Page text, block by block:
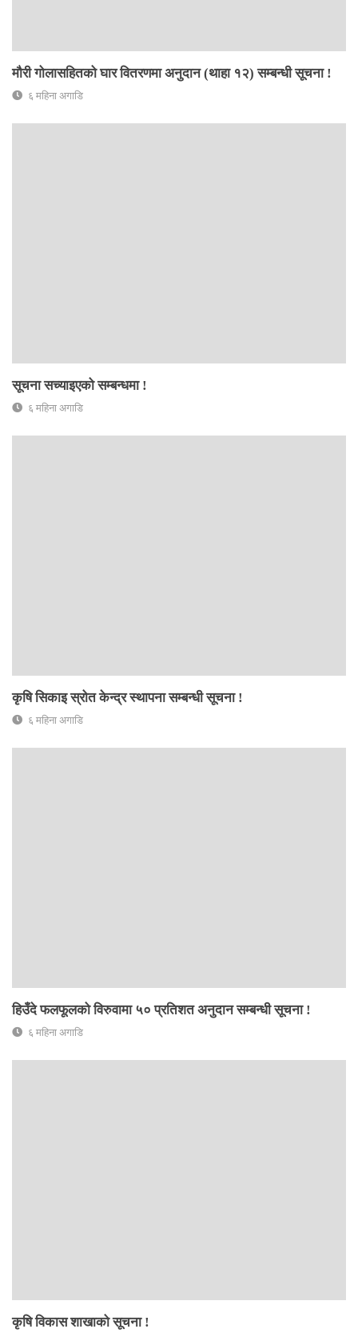
मौरी गोलासहितको घार वितरणमा अनुदान (थाहा १२) सम्बन्धी सूचना !
६ महिना अगाडि
सूचना सच्याइएको सम्बन्धमा !
६ महिना अगाडि
कृषि सिकाइ स्रोत केन्द्र स्थापना सम्बन्धी सूचना !
६ महिना अगाडि
हिउँदे फलफूलको विरुवामा ५० प्रतिशत अनुदान सम्बन्धी सूचना !
६ महिना अगाडि
कृषि विकास शाखाको सूचना !